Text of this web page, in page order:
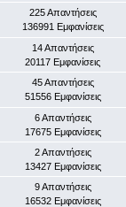
225 Απαντήσεις
136991 Εμφανίσεις
14 Απαντήσεις
20117 Εμφανίσεις
45 Απαντήσεις
51556 Εμφανίσεις
6 Απαντήσεις
17675 Εμφανίσεις
2 Απαντήσεις
13427 Εμφανίσεις
9 Απαντήσεις
16532 Εμφανίσεις